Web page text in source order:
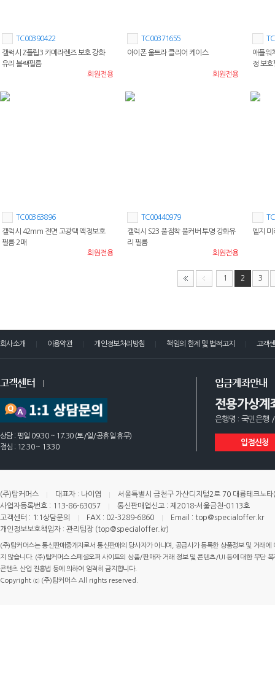
TC00390422
갤럭시 Z플립3 카메라렌즈 보호 강화
유리 블랙필름
회원전용
TC00371655
아이폰 울트라 클리어 케이스
회원전용
애플워
정 보호
TC00363896
갤럭시 42mm 전면 고광택 액정보호
필름 2매
회원전용
TC00440979
갤럭시 S23 풀점착 풀커버 투명 강화유
리 필름
회원전용
엘지 미
1 2 3
회사소개 이용약관 개인정보처리방침 책임의 한계 및 법적고지 고객
고객센터
상담 : 평일 09:30 ~ 17:30 (토/일/공휴일 휴무)
점심 : 12:30 ~ 13:30
입금계좌안내
전용가상계
은행명 : 국민은행
입점신청
(주)탑커머스 대표자 : 나이엽
서울특별시 금천구 가산디지털2로 70 대륭테크노
사업자등록번호 : 113-86-63057
통신판매업신고 : 제2018-서울금천-0113호
고객센터 : 1:1상담문의
FAX : 02-3289-6860
Email : top@specialoffer.kr
개인정보보호책임자 : 관리팀장 (top@specialoffer.kr)
(주)탑커머스는 통신판매중개자로서 통신판매의 당사자가 아니며, 공급사가 등록한 상품정보 및 거래
지 않습니다. (주)탑커머스 스페셜오퍼 사이트의 상품/판매자 거래 정보 및 콘텐츠/UI 등에 대한 무단
콘텐츠 산업 진흥법 등에 의하여 엄격히 금지합니다.
Copyright ⓒ (주)탑커머스 All rights reserved.